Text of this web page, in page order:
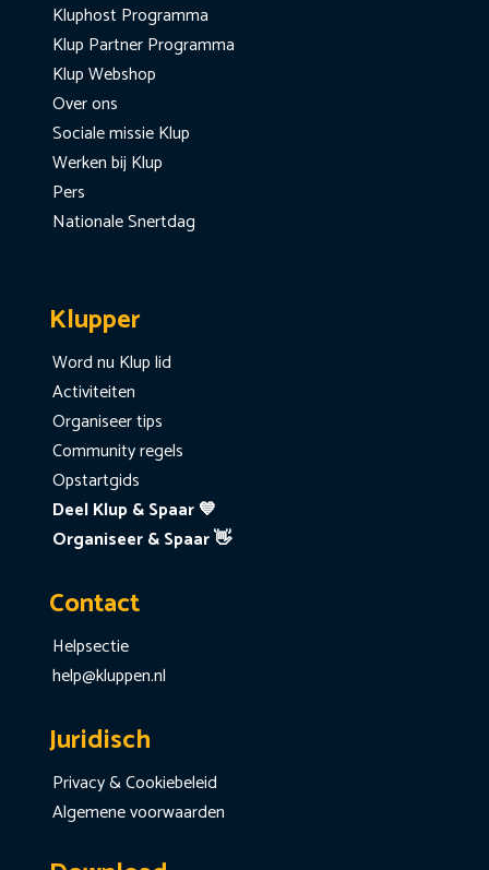
Kluphost Programma
Klup Partner Programma
Klup Webshop
Over ons
Sociale missie Klup
Werken bij Klup
Pers
Nationale Snertdag
Klupper
Word nu Klup lid
Activiteiten
Organiseer tips
Community regels
Opstartgids
Deel Klup & Spaar 💙
Organiseer & Spaar 👋
Contact
Helpsectie
help@kluppen.nl
Juridisch
Privacy & Cookiebeleid
Algemene voorwaarden